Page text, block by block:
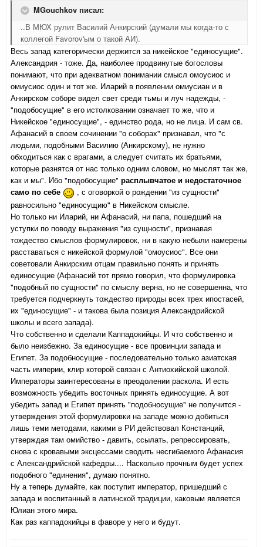
MGouchkov писал:
..В МЮХ рулит Василий Анкирский (думали мы когда-то с
коллегой Favorov'ым о такой АИ).
Весь запад категорически держится за никейское "единосущие".
Александрия - тоже. Да, наиболее продвинутые богословы
понимают, что при адекватном понимании смысл омоусиос и
омиусиос один и тот же. Иларий в появлении омиусиан и в
Анкирском соборе видел свет среди тьмы и луч надежды, -
"подобосущие" в его истолковании означает то же, что и
Никейское "единосущие", - единство рода, но не лица. И сам св.
Афанасий в своем сочинении "о соборах" признавал, что "с
людьми, подобными Василию (Анкирскому), не нужно
обходиться как с врагами, а следует считать их братьями,
которые разнятся от нас только одним словом, но мыслят так же,
как и мы". Ибо "подобосущие" расплывчатое и недостаточное
само по себе
, с оговоркой о рождении "из сущности"
равносильно "единосущию" в Никейском смысле.
Но только ни Иларий, ни Афанасий, ни папа, пошедший на
уступки по поводу выражения "из сущности", признавая
тождество смыслов формулировок, ни в какую небыли намерены
расставаться с никейской формулой "омоусиос". Все они
советовали Анкирским отцам правильно понять и принять
единосущие (Афанасий тот прямо говорил, что формулировка
"подобный по сущности" по смыслу верна, но не совершенна, что
требуется подчеркнуть тождество природы всех трех ипостасей,
их "единосущие" - и такова была позиция Александрийской
школы и всего запада).
Что собственно и сделали Каппадокийцы. И что собственно и
было неизбежно. За единосущие - все провинции запада и
Египет. За подобносущие - последовательно только азиатская
часть империи, клир которой связан с Антиохийской школой.
Императоры заинтересованы в преодолении раскола. И есть
возможность убедить восточных принять единосущие. А вот
убедить запад и Египет принять "подобносущие" не получится -
утверждения этой формулировки на западе можно добиться
лишь теми методами, какими в РИ действовал Констанций,
утверждая там омийство - давить, ссылать, репрессировать,
снова с кровавыми эксцессами сводить несгибаемого Афанасия
с Александрийской кафедры.... Насколько прочным будет успех
подобного "единения", думаю понятно.
Ну а теперь думайте, как поступит император, пришедший с
запада и воспитанный в латинской традиции, каковым является
Юлиан этого мира.
Как раз каппадокийцы в фаворе у него и будут.